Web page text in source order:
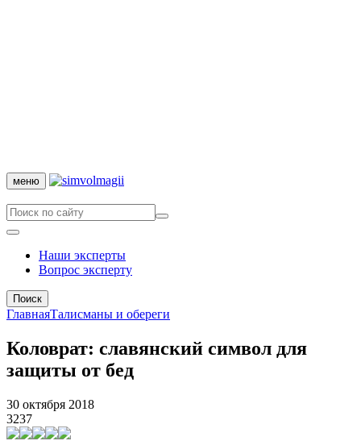
меню
Наши эксперты
Вопрос эксперту
Поиск
ГлавнаяТалисманы и обереги
Коловрат: славянский символ для
защиты от бед
30 октября 2018
3237